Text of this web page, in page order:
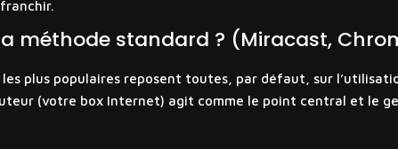
méthode standard ? (Miracast,
les plus populaires reposent toutes, par défaut, sur
(votre box Internet) agit comme le point central et le